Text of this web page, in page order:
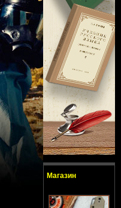
Магазин